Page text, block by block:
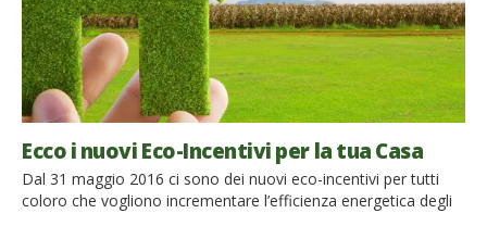
Ecco i nuovi Eco-Incentivi per la tua Casa
Dal 31 maggio 2016 ci sono dei nuovi eco-incentivi per tutti
coloro che vogliono incrementare l’efficienza energetica degli